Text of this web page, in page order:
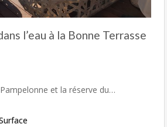
l’eau à la Bonne Terrasse
et la réserve du…